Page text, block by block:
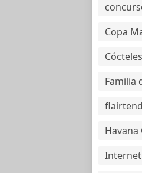
Copa
Cócteles
Familia
Havana
Internet